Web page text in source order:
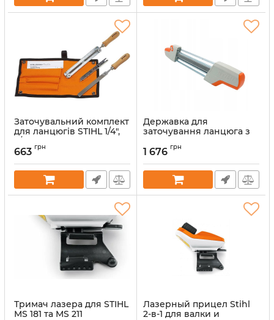
Заточувальний комплект
для ланцюгів STIHL 1/4",
3/8"P (56050071027)
Артикул:
663 грн
Державка для
заточування ланцюга з
напилком STIHL 4 мм
Артикул: 38057
1 676 грн
Тримач лазера для STIHL
MS 181 та MS 211
Лазерный прицел Stihl
2-в-1 для валки и